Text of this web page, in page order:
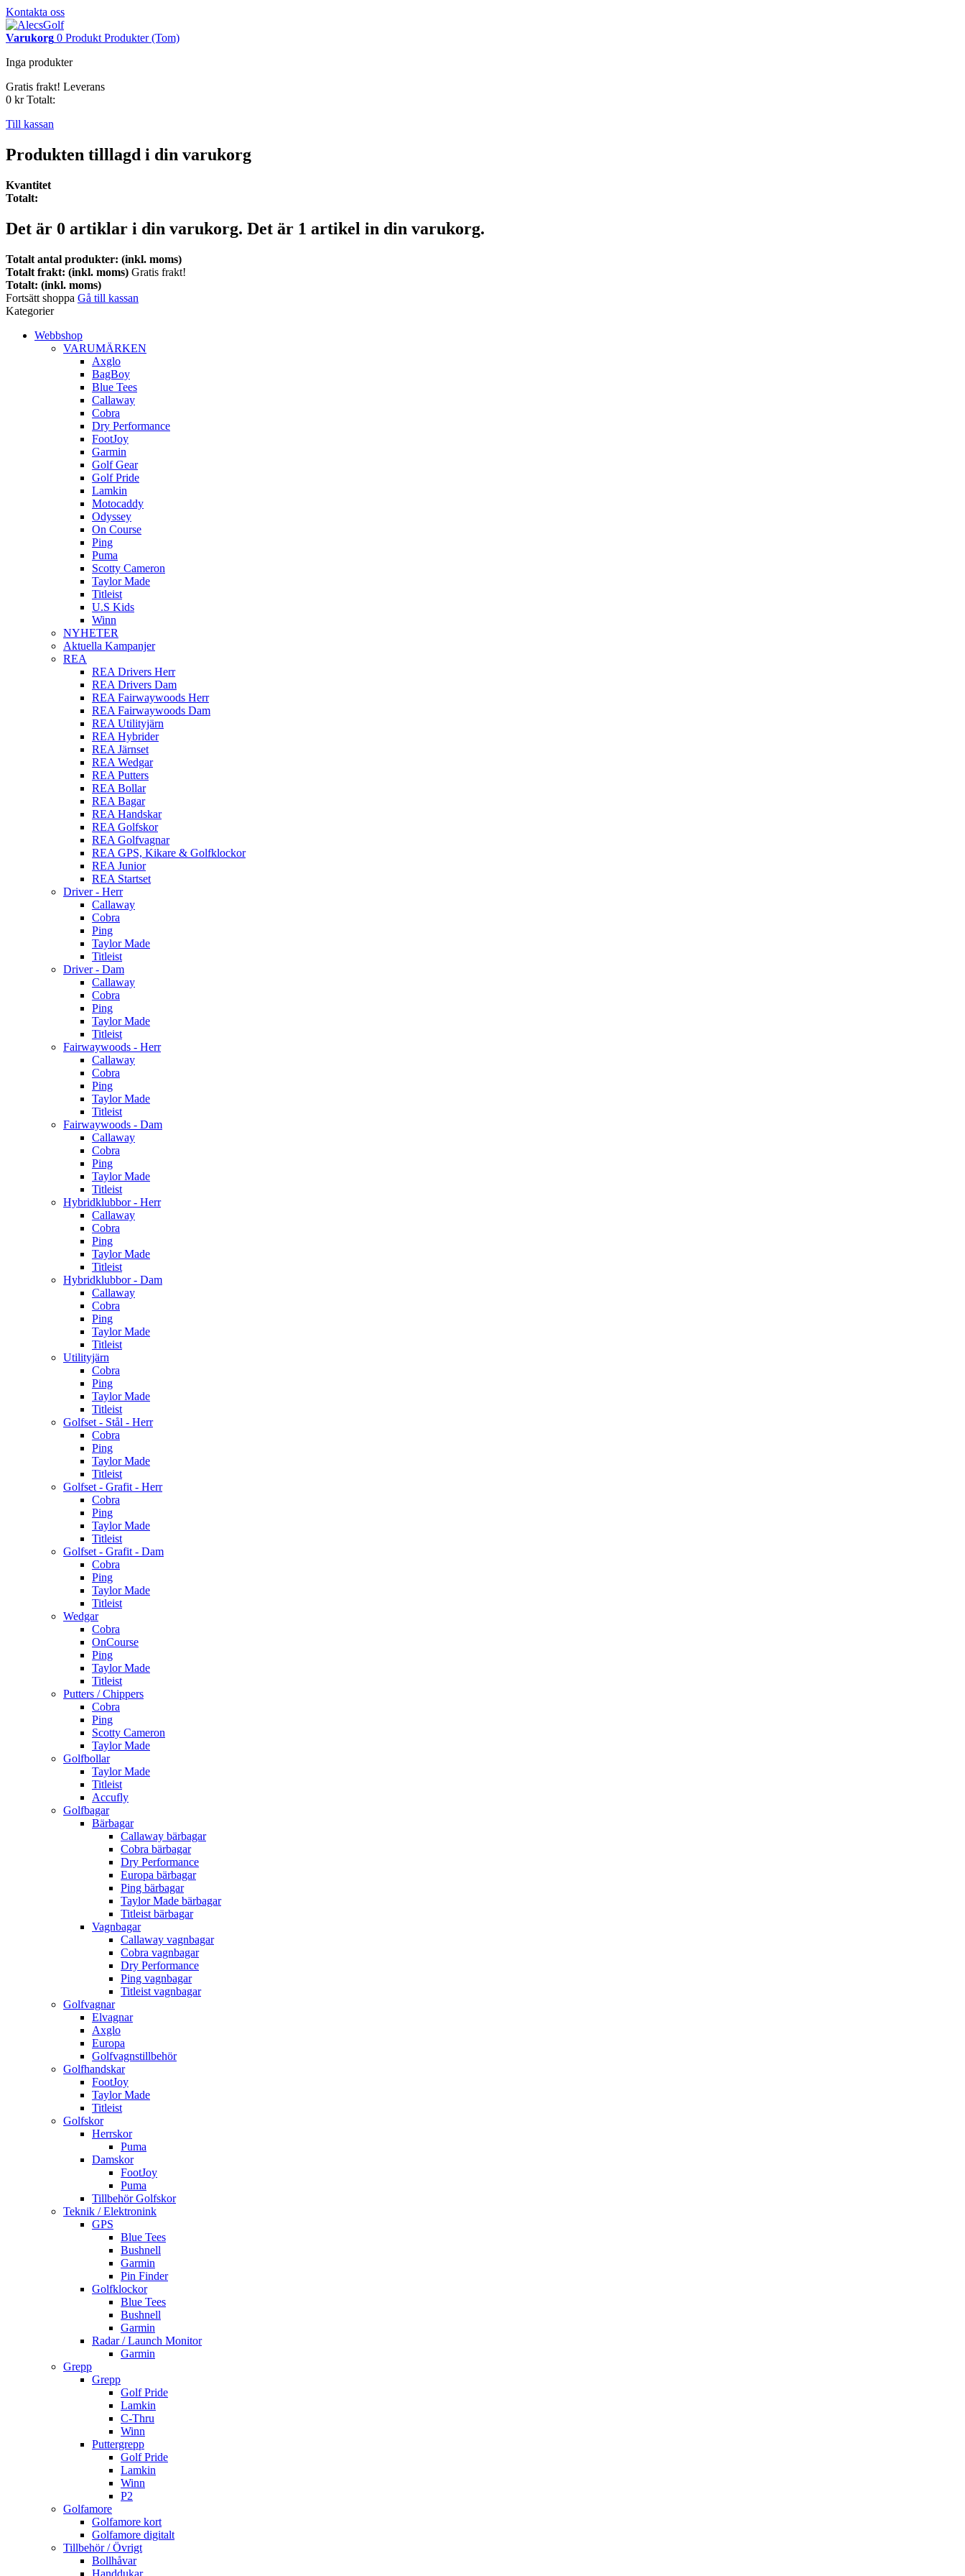
Kontakta oss
Varukorg 0 Produkt Produkter (Tom)
Inga produkter
Gratis frakt! Leverans
0 kr Totalt:
Till kassan
Produkten tilllagd i din varukorg
Kvantitet
Totalt:
Det är 0 artiklar i din varukorg. Det är 1 artikel in din varukorg.
Totalt antal produkter: (inkl. moms)
Totalt frakt: (inkl. moms) Gratis frakt!
Totalt: (inkl. moms)
Fortsätt shoppa Gå till kassan
Kategorier
Webbshop
VARUMÄRKEN
Axglo
BagBoy
Blue Tees
Callaway
Cobra
Dry Performance
FootJoy
Garmin
Golf Gear
Golf Pride
Lamkin
Motocaddy
Odyssey
On Course
Ping
Puma
Scotty Cameron
Taylor Made
Titleist
U.S Kids
Winn
NYHETER
Aktuella Kampanjer
REA
REA Drivers Herr
REA Drivers Dam
REA Fairwaywoods Herr
REA Fairwaywoods Dam
REA Utilityjärn
REA Hybrider
REA Järnset
REA Wedgar
REA Putters
REA Bollar
REA Bagar
REA Handskar
REA Golfskor
REA Golfvagnar
REA GPS, Kikare & Golfklockor
REA Junior
REA Startset
Driver - Herr
Callaway
Cobra
Ping
Taylor Made
Titleist
Driver - Dam
Callaway
Cobra
Ping
Taylor Made
Titleist
Fairwaywoods - Herr
Callaway
Cobra
Ping
Taylor Made
Titleist
Fairwaywoods - Dam
Callaway
Cobra
Ping
Taylor Made
Titleist
Hybridklubbor - Herr
Callaway
Cobra
Ping
Taylor Made
Titleist
Hybridklubbor - Dam
Callaway
Cobra
Ping
Taylor Made
Titleist
Utilityjärn
Cobra
Ping
Taylor Made
Titleist
Golfset - Stål - Herr
Cobra
Ping
Taylor Made
Titleist
Golfset - Grafit - Herr
Cobra
Ping
Taylor Made
Titleist
Golfset - Grafit - Dam
Cobra
Ping
Taylor Made
Titleist
Wedgar
Cobra
OnCourse
Ping
Taylor Made
Titleist
Putters / Chippers
Cobra
Ping
Scotty Cameron
Taylor Made
Golfbollar
Taylor Made
Titleist
Accufly
Golfbagar
Bärbagar
Callaway bärbagar
Cobra bärbagar
Dry Performance
Europa bärbagar
Ping bärbagar
Taylor Made bärbagar
Titleist bärbagar
Vagnbagar
Callaway vagnbagar
Cobra vagnbagar
Dry Performance
Ping vagnbagar
Titleist vagnbagar
Golfvagnar
Elvagnar
Axglo
Europa
Golfvagnstillbehör
Golfhandskar
FootJoy
Taylor Made
Titleist
Golfskor
Herrskor
Puma
Damskor
FootJoy
Puma
Tillbehör Golfskor
Teknik / Elektronink
GPS
Blue Tees
Bushnell
Garmin
Pin Finder
Golfklockor
Blue Tees
Bushnell
Garmin
Radar / Launch Monitor
Garmin
Grepp
Grepp
Golf Pride
Lamkin
C-Thru
Winn
Puttergrepp
Golf Pride
Lamkin
Winn
P2
Golfamore
Golfamore kort
Golfamore digitalt
Tillbehör / Övrigt
Bollhåvar
Handdukar